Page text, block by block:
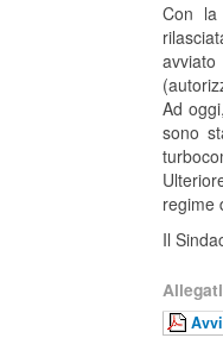
Con la
Ad
sono
regime
Il